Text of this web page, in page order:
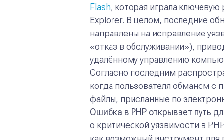
Flash, которая играла
Explorer. В целом, последние
направлены на исправление
«отказ в обслуживании»),
удалённому управлению
Согласно последним
когда пользователя обманом с
файлы, присланные по
Ошибка в PHP открывает путь
о критической уязвимости в